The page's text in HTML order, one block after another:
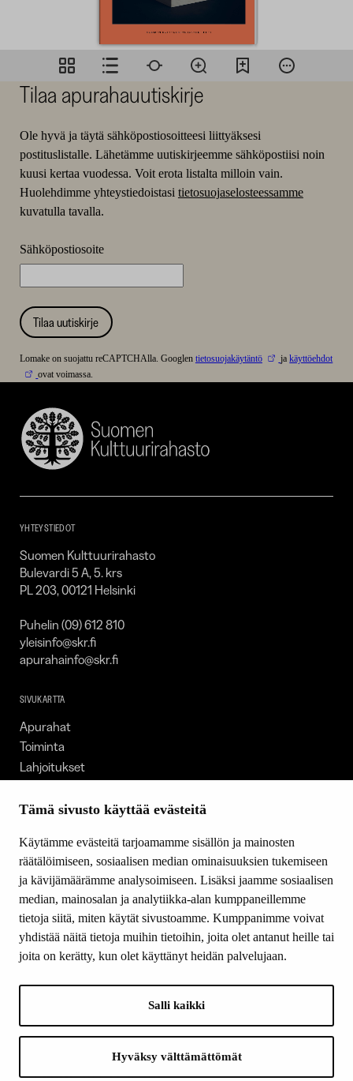
Tämä sivusto käyttää evästeitä
Käytämme evästeitä tarjoamamme sisällön ja mainosten
räätälöimiseen, sosiaalisen median ominaisuuksien tukemiseen
ja kävijämäärämme analysoimiseen. Lisäksi jaamme sosiaalisen
median, mainosalan ja analytiikka-alan kumppaneillemme
tietoja siitä, miten käytät sivustoamme. Kumppanimme voivat
yhdistää näitä tietoja muihin tietoihin, joita olet antanut heille tai
joita on kerätty, kun olet käyttänyt heidän palvelujaan.
Salli kaikki
Hyväksy välttämättömät
Tilaa apurahauutiskirje
Ole hyvä ja täytä sähköpostiosoitteesi liittyäksesi
postituslistalle. Lähetämme uutiskirjeemme sähköpostiisi noin
kuusi kertaa vuodessa. Voit erota listalta milloin vain.
Huolehdimme yhteystiedoistasi tietosuojaselosteessamme
kuvatulla tavalla.
Sähköpostiosoite
Tilaa uutiskirje
Lomake on suojattu reCAPTCHAlla. Googlen tietosuojakäytäntö jakäyttöehdot
ovat voimassa.
Suomen
Kulttuurirahasto
YHTEYSTIEDOT
Suomen Kulttuurirahasto
Bulevardi 5 A, 5. krs
PL 203, 00121 Helsinki
Puhelin (09) 612 810
yleisinfo@skr.fi
apurahainfo@skr.fi
SIVUKARTTA
Apurahat
Toiminta
Lahjoitukset
Ajankohtaista
Yhteystiedot
SEURAA MEITÄ
Facebook
Instagram
LinkedIn
Suomen Kulttuurirahasto: